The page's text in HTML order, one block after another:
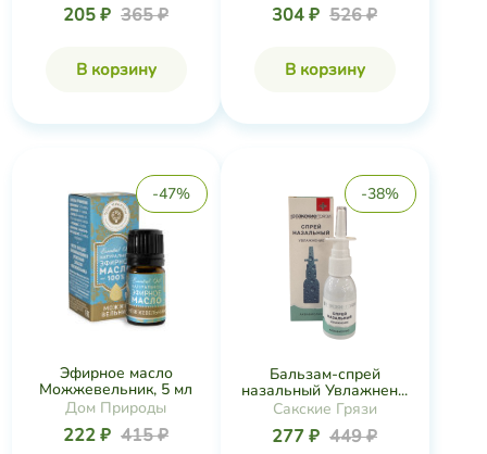
205 ₽ 365 ₽
В корзину
304 ₽ 526 ₽
В корзину
-47%
Эфирное масло
Можжевельник, 5 мл
Дом Природы
222 ₽ 415 ₽
-38%
Бальзам-спрей
назальный Увлажнен...
Сакские Грязи
277 ₽ 449 ₽